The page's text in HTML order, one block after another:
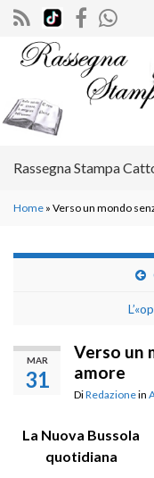
Search for:
Rassegna Stampa
Home » Verso un mondo
MAR
31
Verso un
amore
DiRedazionein
La Nuova Bussola
quotidiana